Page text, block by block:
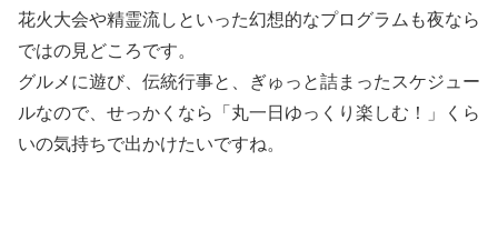
花火大会や精霊流しといった幻想的なプログラムも夜なら
ではの見どころです。
グルメに遊び、伝統行事と、ぎゅっと詰まったスケジュー
ルなので、せっかくなら「丸一日ゆっくり楽しむ！」くら
いの気持ちで出かけたいですね。